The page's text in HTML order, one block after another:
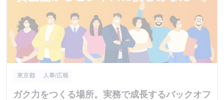
東京都 人事/広報
ガク力をつくる場所。実務で成長するバックオフ